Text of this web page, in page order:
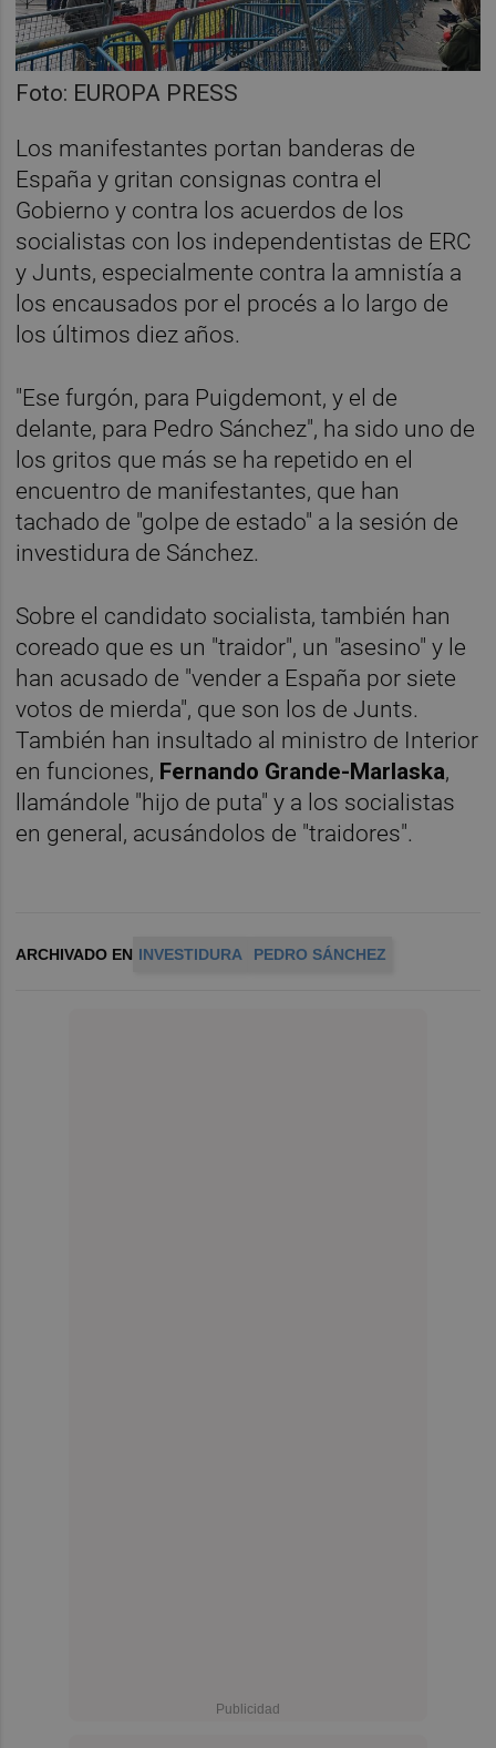
Foto: EUROPA PRESS
Los manifestantes portan banderas de
España y gritan consignas contra el
Gobierno y contra los acuerdos de los
socialistas con los independentistas de ERC
y Junts, especialmente contra la amnistía a
los encausados por el procés a lo largo de
los últimos diez años.
"Ese furgón, para Puigdemont, y el de
delante, para Pedro Sánchez", ha sido uno de
los gritos que más se ha repetido en el
encuentro de manifestantes, que han
tachado de "golpe de estado" a la sesión de
investidura de Sánchez.
Sobre el candidato socialista, también han
coreado que es un "traidor", un "asesino" y le
han acusado de "vender a España por siete
votos de mierda", que son los de Junts.
También han insultado al ministro de Interior
en funciones, Fernando Grande-Marlaska,
llamándole "hijo de puta" y a los socialistas
en general, acusándolos de "traidores".
ARCHIVADO EN INVESTIDURA PEDRO SÁNCHEZ